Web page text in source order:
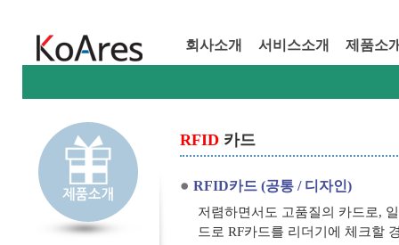
회사소개 서비스소개 제품소
RFID 카드
RFID카드 (공통 / 디자인)
저렴하면서도 고품질의 카드로,
드로 RF카드를 리더기에 체크할